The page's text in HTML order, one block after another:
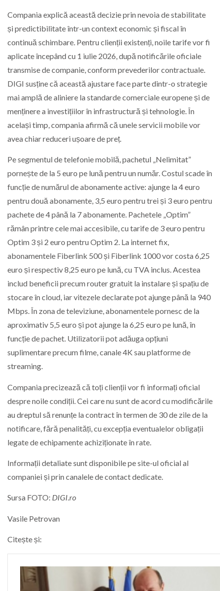
Compania explică această decizie prin nevoia de stabilitate
și predictibilitate într-un context economic și fiscal în
continuă schimbare. Pentru clienții existenți, noile tarife vor fi
aplicate începând cu 1 iulie 2026, după notificările oficiale
transmise de companie, conform prevederilor contractuale.
DIGI susține că această ajustare face parte dintr-o strategie
mai amplă de aliniere la standarde comerciale europene și de
menținere a investițiilor în infrastructură și tehnologie. În
același timp, compania afirmă că unele servicii mobile vor
avea chiar reduceri ușoare de preț.
Pe segmentul de telefonie mobilă, pachetul „Nelimitat”
pornește de la 5 euro pe lună pentru un număr. Costul scade în
funcție de numărul de abonamente active: ajunge la 4 euro
pentru două abonamente, 3,5 euro pentru trei și 3 euro pentru
pachete de 4 până la 7 abonamente. Pachetele „Optim”
rămân printre cele mai accesibile, cu tarife de 3 euro pentru
Optim 3 și 2 euro pentru Optim 2. La internet fix,
abonamentele Fiberlink 500 și Fiberlink 1000 vor costa 6,25
euro și respectiv 8,25 euro pe lună, cu TVA inclus. Acestea
includ beneficii precum router gratuit la instalare și spațiu de
stocare în cloud, iar vitezele declarate pot ajunge până la 940
Mbps. În zona de televiziune, abonamentele pornesc de la
aproximativ 5,5 euro și pot ajunge la 6,25 euro pe lună, în
funcție de pachet. Utilizatorii pot adăuga opțiuni
suplimentare precum filme, canale 4K sau platforme de
streaming.
Compania precizează că toți clienții vor fi informați oficial
despre noile condiții. Cei care nu sunt de acord cu modificările
au dreptul să renunțe la contract în termen de 30 de zile de la
notificare, fără penalități, cu excepția eventualelor obligații
legate de echipamente achiziționate în rate.
Informații detaliate sunt disponibile pe site-ul oficial al
companiei și prin canalele de contact dedicate.
Sursa FOTO: DIGI.ro
Vasile Petrovan
Citește și: